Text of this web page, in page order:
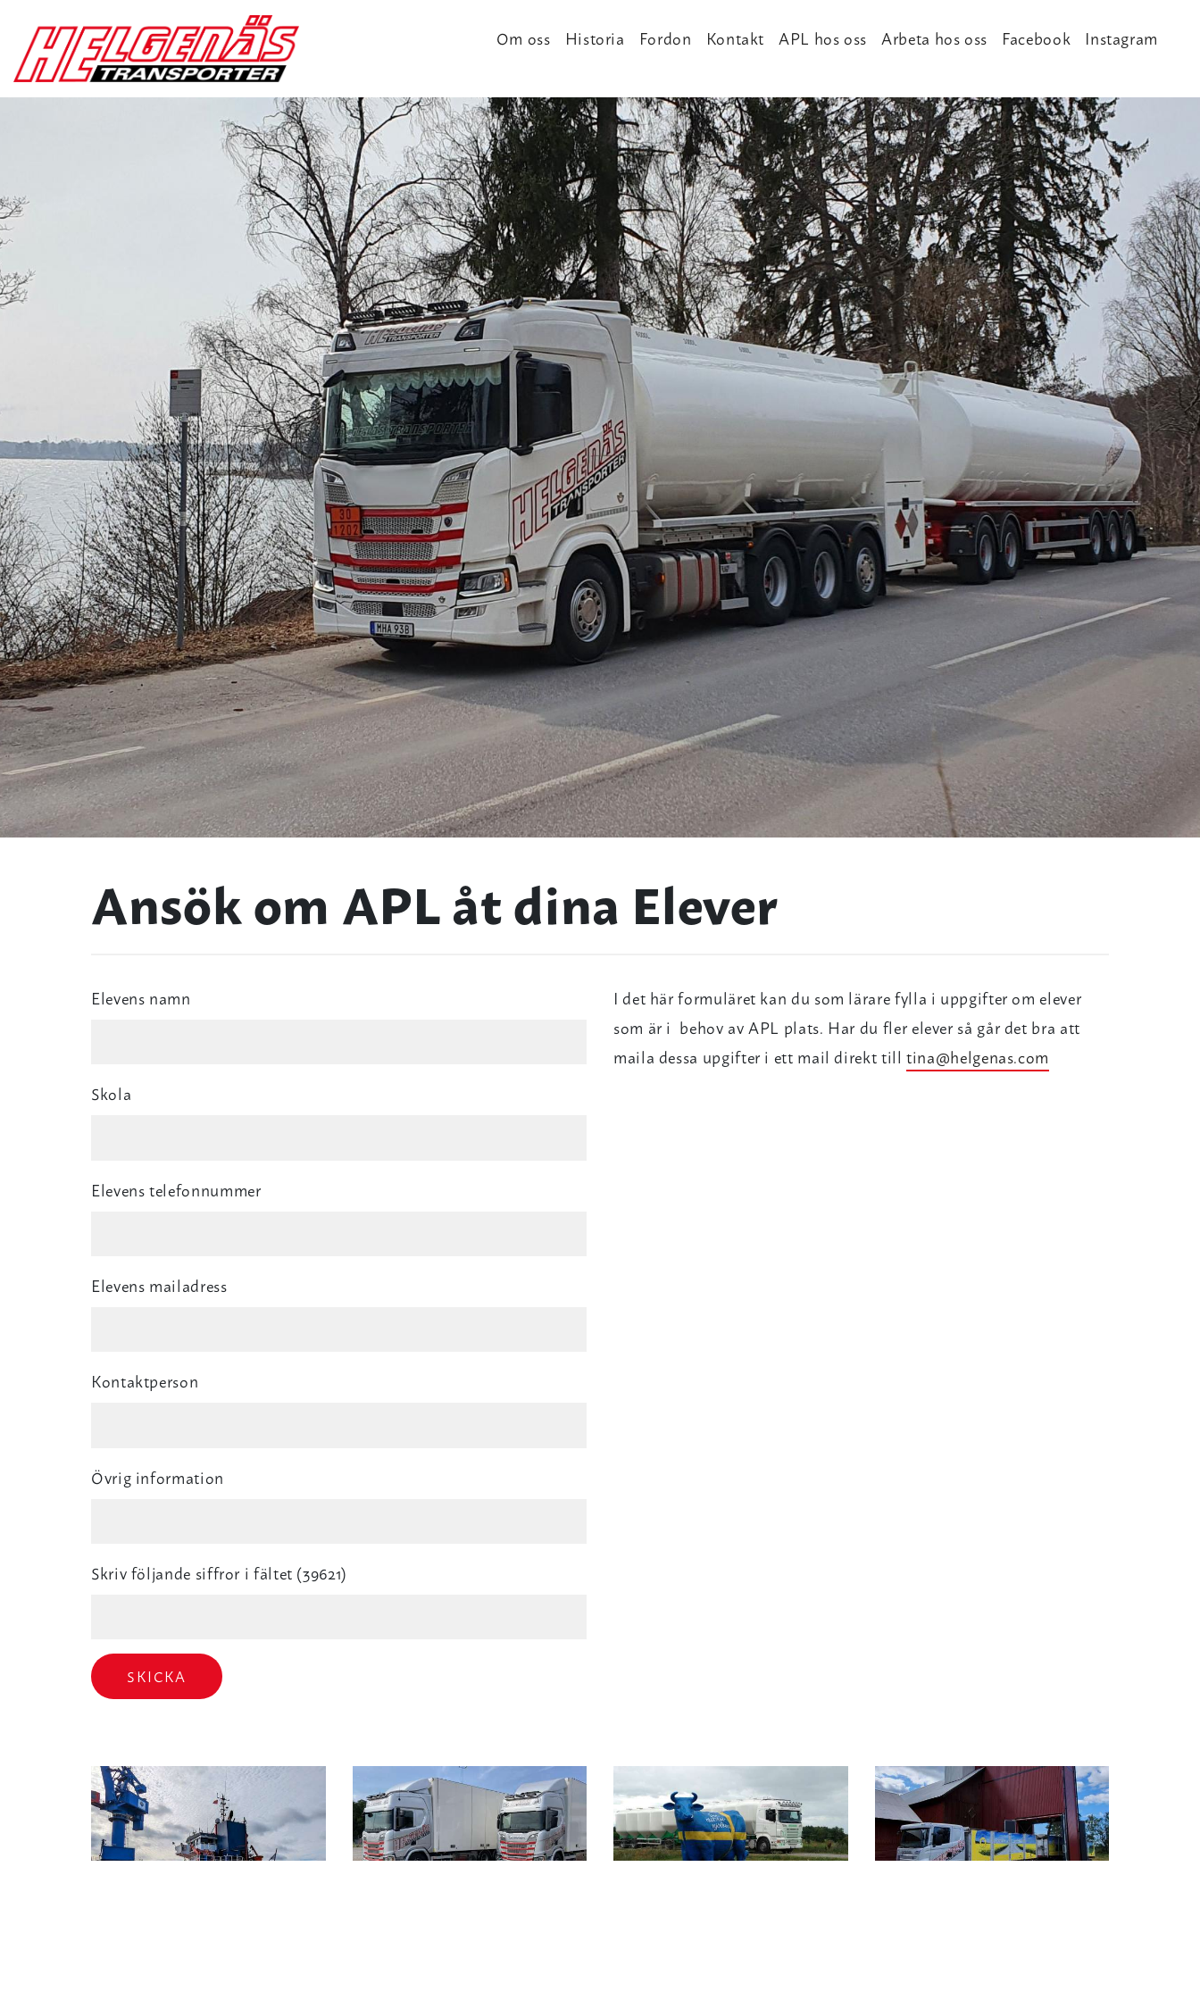
Om oss Historia Fordon Kontakt APL hos oss Arbeta hos oss Facebook Instagram
Ansök om APL åt dina Elever
Elevens namn
Skola
Elevens telefonnummer
Elevens mailadress
Kontaktperson
Övrig information
Skriv följande siffror i fältet (39621)
SKICKA
I det här formuläret kan du som lärare fylla i uppgifter om elever
som är i behov av APL plats. Har du fler elever så går det bra att
maila dessa upgifter i ett mail direkt tilltina@helgenas.com